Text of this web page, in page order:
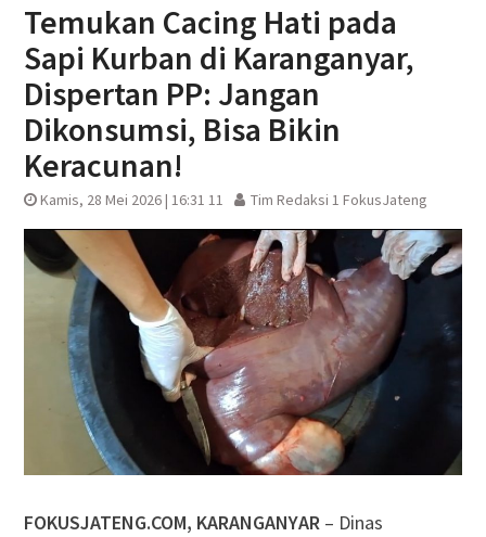
Temukan Cacing Hati pada
Sapi Kurban di Karanganyar,
Dispertan PP: Jangan
Dikonsumsi, Bisa Bikin
Keracunan!
Kamis, 28 Mei 2026 | 16:31 11 Tim Redaksi 1 FokusJateng
FOKUSJATENG.COM, KARANGANYAR – Dinas